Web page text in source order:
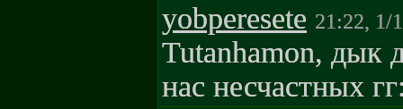
yobperesete 21:22, 1/
Tutanhamon, дык
нас несчастных